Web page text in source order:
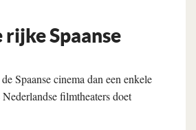
rijke Spaanse
Spaanse cinema dan een enkele
filmtheaters doet